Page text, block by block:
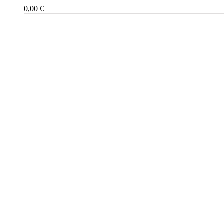
0,00 €